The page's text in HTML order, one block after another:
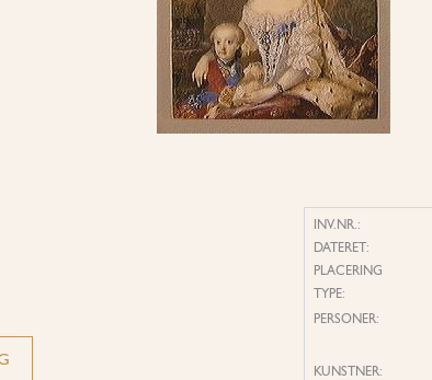
INV.NR.:
DATERET:
PLACERING
TYPE:
PERSONER:
KUNSTNER: